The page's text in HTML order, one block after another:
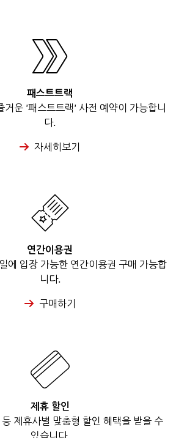
패스트트랙
거운 '패스트트랙' 사전 예약이 가능합니
다.
자세히보기
연간이용권
에 입장 가능한 연간이용권 구매 가능합
니다.
구매하기
제휴 할인
제휴사별 맞춤형 할인 혜택을 받을 수
있습니다.